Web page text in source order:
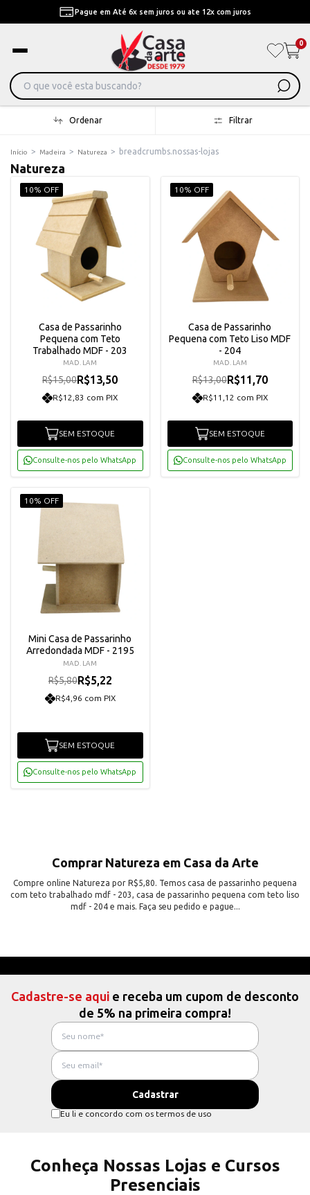
Pague em Até 6x sem juros ou ate 12x com juros
0
Ordenar Filtrar
Início > Madeira > Natureza > breadcrumbs.nossas-lojas
Natureza
10% OFF
Casa de Passarinho
Pequena com Teto
Trabalhado MDF - 203
MAD. LAM
R$15,00R$13,50
R$12,83 com PIX
SEM ESTOQUE
Consulte-nos pelo WhatsApp
10% OFF
Casa de Passarinho
Pequena com Teto Liso MDF
- 204
MAD. LAM
R$13,00R$11,70
R$11,12 com PIX
SEM ESTOQUE
Consulte-nos pelo WhatsApp
10% OFF
Mini Casa de Passarinho
Arredondada MDF - 2195
MAD. LAM
R$5,80R$5,22
R$4,96 com PIX
SEM ESTOQUE
Consulte-nos pelo WhatsApp
Comprar Natureza em Casa da Arte
Compre online Natureza por R$5,80. Temos casa de passarinho pequena
com teto trabalhado mdf - 203, casa de passarinho pequena com teto liso
mdf - 204 e mais. Faça seu pedido e pague...
Cadastre-se aqui e receba um cupom de desconto
de 5% na primeira compra!
Eu li e concordo com os termos de uso
Conheça Nossas Lojas e Cursos
Presenciais